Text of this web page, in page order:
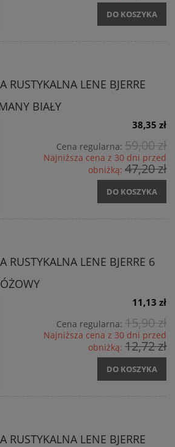
DO KOSZYKA
RUSTYKALNA LENE BJERRE
BIAŁY
38,35 zł
Cena regularna: 59,00 zł
Najniższa cena z 30 dni przed
obniżką: 47,20 zł
DO KOSZYKA
RUSTYKALNA LENE BJERRE 6
11,13 zł
Cena regularna: 15,90 zł
Najniższa cena z 30 dni przed
obniżką: 12,72 zł
DO KOSZYKA
RUSTYKALNA LENE BJERRE